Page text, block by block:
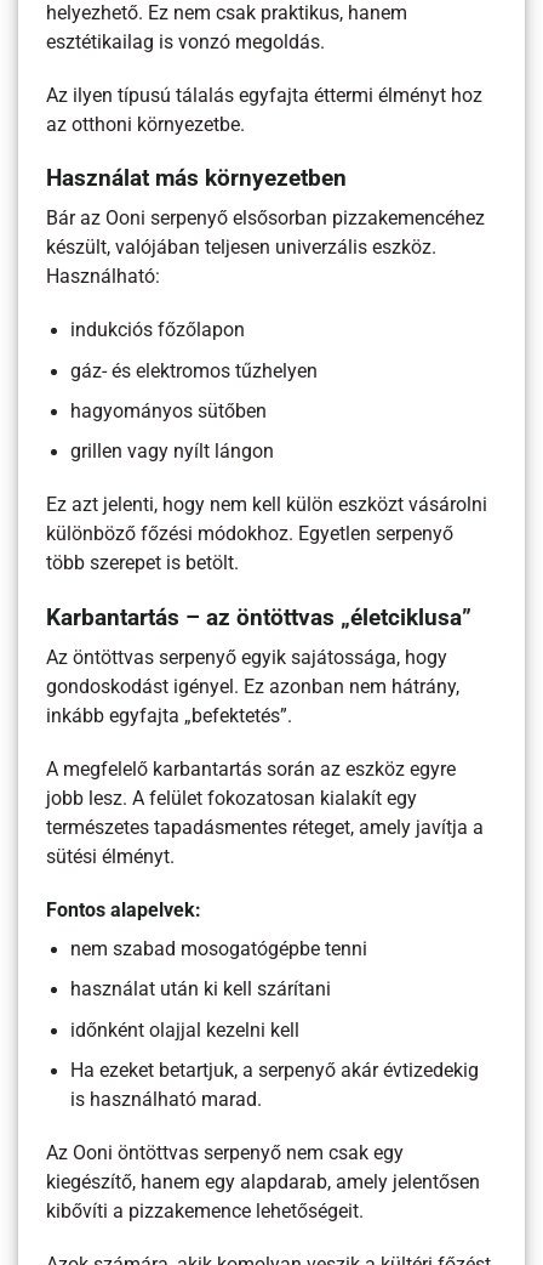
helyezhető. Ez nem csak praktikus, hanem
esztétikailag is vonzó megoldás.
Az ilyen típusú tálalás egyfajta éttermi élményt hoz
az otthoni környezetbe.
Használat más környezetben
Bár az Ooni serpenyő elsősorban pizzakemencéhez
készült, valójában teljesen univerzális eszköz.
Használható:
indukciós főzőlapon
gáz- és elektromos tűzhelyen
hagyományos sütőben
grillen vagy nyílt lángon
Ez azt jelenti, hogy nem kell külön eszközt vásárolni
különböző főzési módokhoz. Egyetlen serpenyő
több szerepet is betölt.
Karbantartás – az öntöttvas „életciklusa”
Az öntöttvas serpenyő egyik sajátossága, hogy
gondoskodást igényel. Ez azonban nem hátrány,
inkább egyfajta „befektetés”.
A megfelelő karbantartás során az eszköz egyre
jobb lesz. A felület fokozatosan kialakít egy
természetes tapadásmentes réteget, amely javítja a
sütési élményt.
Fontos alapelvek:
nem szabad mosogatógépbe tenni
használat után ki kell szárítani
időnként olajjal kezelni kell
Ha ezeket betartjuk, a serpenyő akár évtizedekig
is használható marad.
Az Ooni öntöttvas serpenyő nem csak egy
kiegészítő, hanem egy alapdarab, amely jelentősen
kibővíti a pizzakemence lehetőségeit.